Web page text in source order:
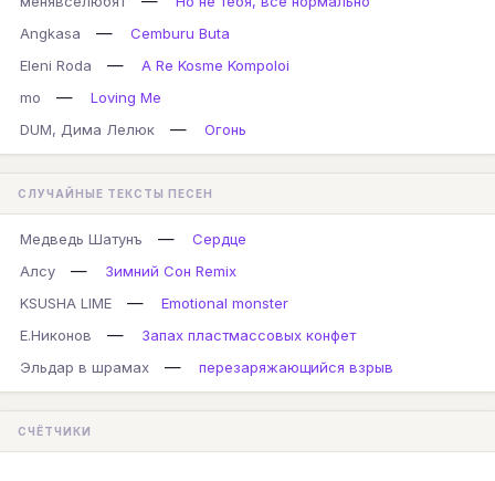
Angkasa
—
Cemburu Buta
Eleni Roda
—
A Re Kosme Kompoloi
mo
—
Loving Me
DUM, Дима Лелюк
— Огонь
СЛУЧАЙНЫЕ ТЕКСТЫ ПЕСЕН
Медведь Шатунъ —
Сердце
Алсу
—
Зимний Сон Remix
KSUSHA LIME
—
Emotional monster
Е.Никонов
—
Запах пластмассовых конфет
Эльдар в шрамах
— перезаряжающийся взрыв
СЧЁТЧИКИ